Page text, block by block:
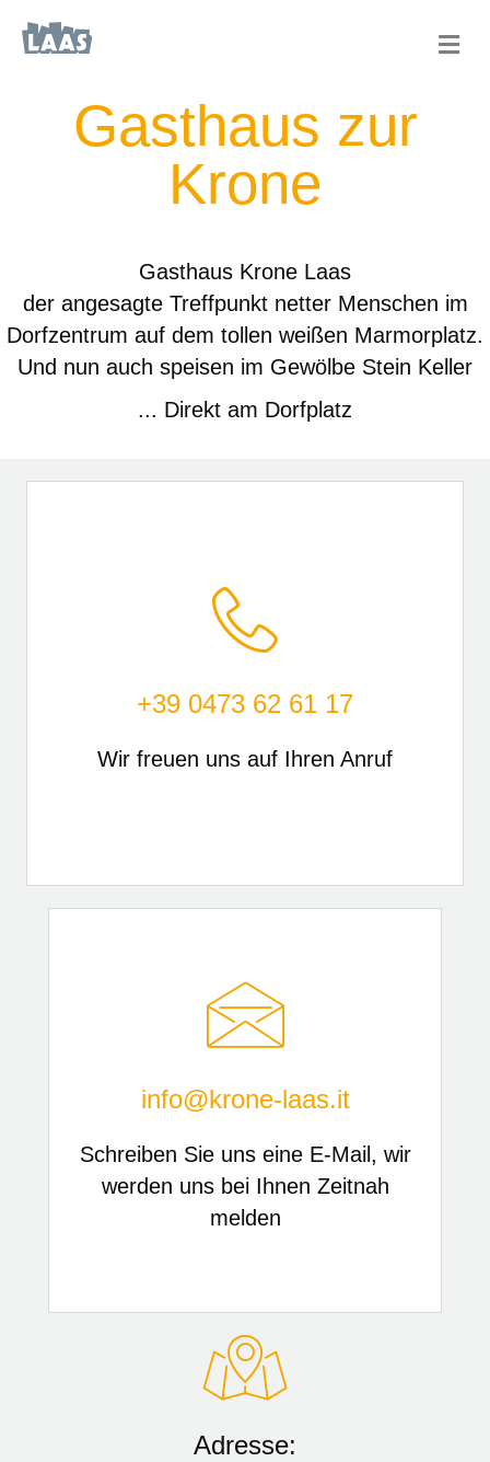
Gasthaus zur
Krone
Gasthaus Krone Laas
der angesagte Treffpunkt netter Menschen im
Dorfzentrum auf dem tollen weißen Marmorplatz.
Und nun auch speisen im Gewölbe Stein Keller
... Direkt am Dorfplatz
+39 0473 62 61 17
Wir freuen uns auf Ihren Anruf
info@krone-laas.it
Schreiben Sie uns eine E-Mail, wir
werden uns bei Ihnen Zeitnah
melden
Adresse: